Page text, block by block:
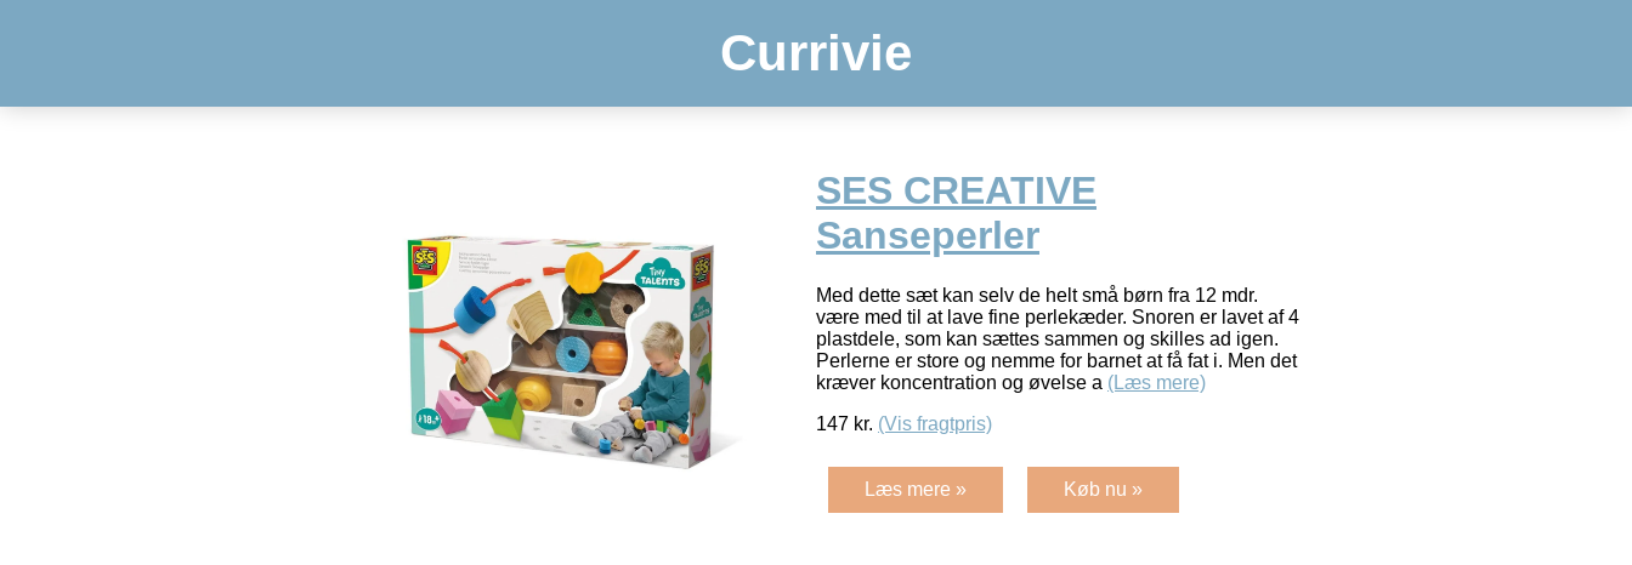
Currivie
SES CREATIVE
Sanseperler
Med dette sæt kan selv de helt små børn fra 12 mdr.
være med til at lave fine perlekæder. Snoren er lavet af 4
plastdele, som kan sættes sammen og skilles ad igen.
Perlerne er store og nemme for barnet at få fat i. Men det
kræver koncentration og øvelse a (Læs mere)
147 kr. (Vis fragtpris)
Læs mere » Køb nu »